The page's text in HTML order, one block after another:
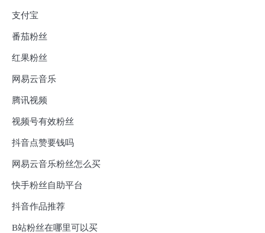
支付宝
番茄粉丝
红果粉丝
网易云音乐
腾讯视频
视频号有效粉丝
抖音点赞要钱吗
网易云音乐粉丝怎么买
快手粉丝自助平台
抖音作品推荐
B站粉丝在哪里可以买